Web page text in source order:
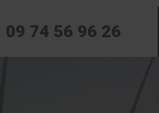
09 74 56 96 26